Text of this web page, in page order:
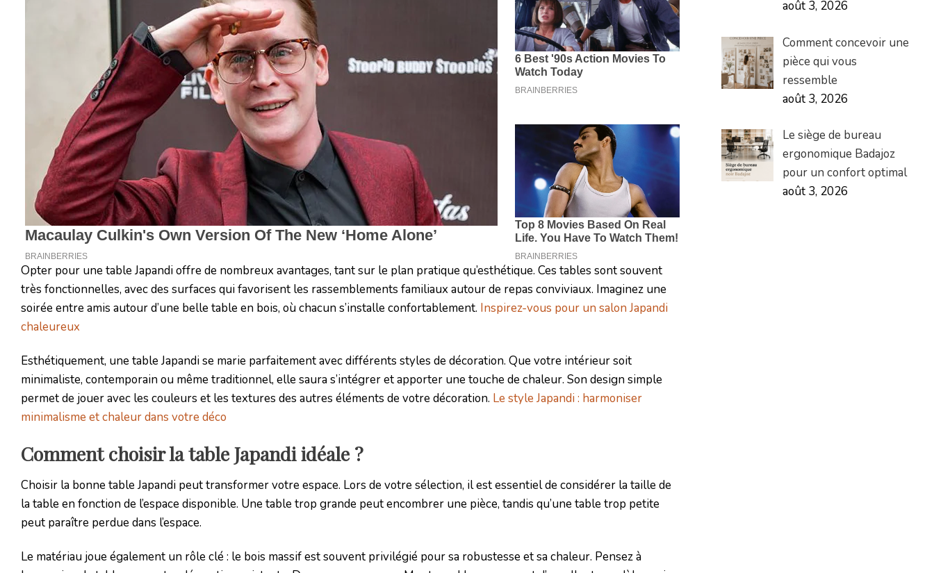
Opter pour une table Japandi offre de nombreux avantages, tant sur le plan pratique qu’esthétique. Ces tables sont souvent
très fonctionnelles, avec des surfaces qui favorisent les rassemblements familiaux autour de repas conviviaux. Imaginez une
soirée entre amis autour d’une belle table en bois, où chacun s’installe confortablement. Inspirez-vous pour un salon Japandi
chaleureux
Esthétiquement, une table Japandi se marie parfaitement avec différents styles de décoration. Que votre intérieur soit
minimaliste, contemporain ou même traditionnel, elle saura s’intégrer et apporter une touche de chaleur. Son design simple
permet de jouer avec les couleurs et les textures des autres éléments de votre décoration. Le style Japandi : harmoniser
minimalisme et chaleur dans votre déco
Comment choisir la table Japandi idéale ?
Choisir la bonne table Japandi peut transformer votre espace. Lors de votre sélection, il est essentiel de considérer la taille de
la table en fonction de l’espace disponible. Une table trop grande peut encombrer une pièce, tandis qu’une table trop petite
peut paraître perdue dans l’espace.
Le matériau joue également un rôle clé : le bois massif est souvent privilégié pour sa robustesse et sa chaleur. Pensez à
août 3, 2026
Comment concevoir une
pièce qui vous
ressemble
août 3, 2026
Le siège de bureau
ergonomique Badajoz
pour un confort optimal
août 3, 2026